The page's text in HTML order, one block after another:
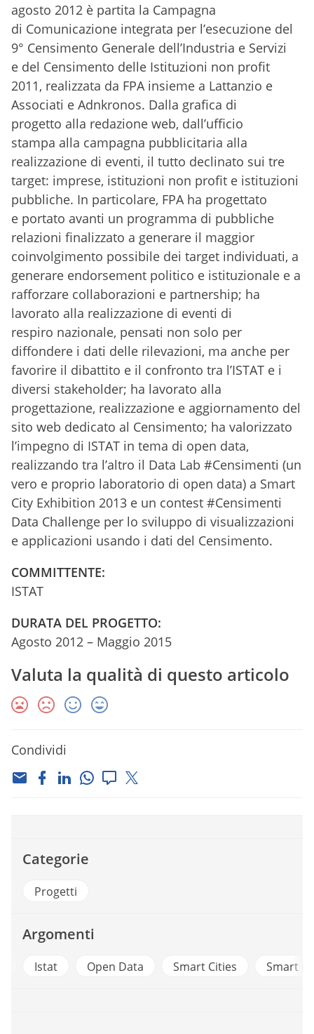
agosto 2012 è partita la Campagna
di Comunicazione integrata per l’esecuzione del
9° Censimento Generale dell’Industria e Servizi
e del Censimento delle Istituzioni non profit
2011, realizzata da FPA insieme a Lattanzio e
Associati e Adnkronos. Dalla grafica di
progetto alla redazione web, dall’ufficio
stampa alla campagna pubblicitaria alla
realizzazione di eventi, il tutto declinato sui tre
target: imprese, istituzioni non profit e istituzioni
pubbliche. In particolare, FPA ha progettato
e portato avanti un programma di pubbliche
relazioni finalizzato a generare il maggior
coinvolgimento possibile dei target individuati, a
generare endorsement politico e istituzionale e a
rafforzare collaborazioni e partnership; ha
lavorato alla realizzazione di eventi di
respiro nazionale, pensati non solo per
diffondere i dati delle rilevazioni, ma anche per
favorire il dibattito e il confronto tra l’ISTAT e i
diversi stakeholder; ha lavorato alla
progettazione, realizzazione e aggiornamento del
sito web dedicato al Censimento; ha valorizzato
l’impegno di ISTAT in tema di open data,
realizzando tra l’altro il Data Lab #Censimenti (un
vero e proprio laboratorio di open data) a Smart
City Exhibition 2013 e un contest #Censimenti
Data Challenge per lo sviluppo di visualizzazioni
e applicazioni usando i dati del Censimento.
COMMITTENTE:
ISTAT
DURATA DEL PROGETTO:
Agosto 2012 – Maggio 2015
Valuta la qualità di questo articolo
Condividi
Categorie
Progetti
Argomenti
Istat Open Data Smart Cities Smart